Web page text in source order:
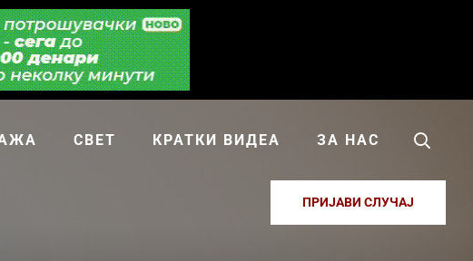
СВЕТ КРАТКИ ВИДЕА ЗА НАС
ПРИЈАВИ СЛУЧАЈ